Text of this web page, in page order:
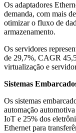
Os adaptadores
demanda, com mais
otimizar o fluxo de
armazenamento.
Os servidores
de 29,7%, CAGR
virtualização e
Sistemas
Os sistemas
automação
IoT e 25% dos
Ethernet para